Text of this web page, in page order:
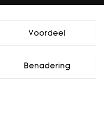
Voordeel
Benadering